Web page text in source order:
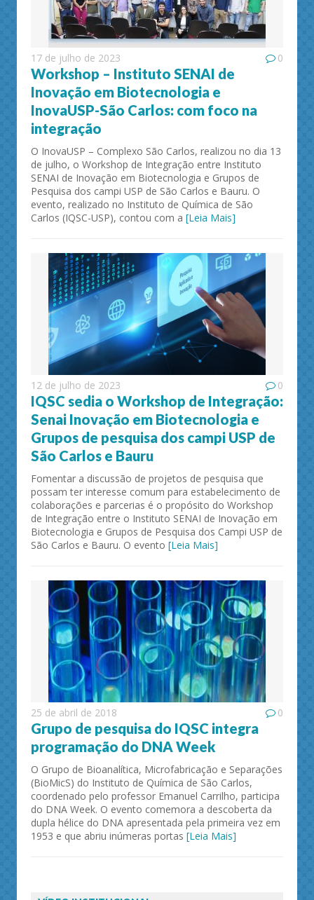
17 de julho de 2023 0
Workshop – Instituto SENAI de
Inovação em Biotecnologia e
InovaUSP-São Carlos: com foco na
integração
O InovaUSP – Complexo São Carlos, realizou no dia 13
de julho, o Workshop de Integração entre Instituto
SENAI de Inovação em Biotecnologia e Grupos de
Pesquisa dos campi USP de São Carlos e Bauru. O
evento, realizado no Instituto de Química de São
Carlos (IQSC-USP), contou com a [Leia Mais]
12 de julho de 2023 0
IQSC sedia o Workshop de Integração:
Senai Inovação em Biotecnologia e
Grupos de pesquisa dos campi USP de
São Carlos e Bauru
Fomentar a discussão de projetos de pesquisa que
possam ter interesse comum para estabelecimento de
colaborações e parcerias é o propósito do Workshop
de Integração entre o Instituto SENAI de Inovação em
Biotecnologia e Grupos de Pesquisa dos Campi USP de
São Carlos e Bauru. O evento [Leia Mais]
25 de abril de 2018 0
Grupo de pesquisa do IQSC integra
programação do DNA Week
O Grupo de Bioanalítica, Microfabricação e Separações
(BioMicS) do Instituto de Química de São Carlos,
coordenado pelo professor Emanuel Carrilho, participa
do DNA Week. O evento comemora a descoberta da
dupla hélice do DNA apresentada pela primeira vez em
1953 e que abriu inúmeras portas [Leia Mais]